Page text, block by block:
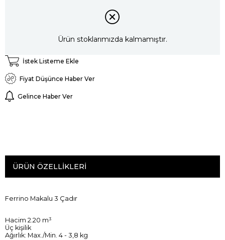
Ürün stoklarımızda kalmamıştır.
İstek Listeme Ekle
Fiyat Düşünce Haber Ver
Gelince Haber Ver
ÜRÜN ÖZELLIKLERI
Ferrino Makalu 3 Çadır
Hacim 2.20 m³
Üç kişilik
Ağırlık: Max./Min. 4 - 3,8 kg